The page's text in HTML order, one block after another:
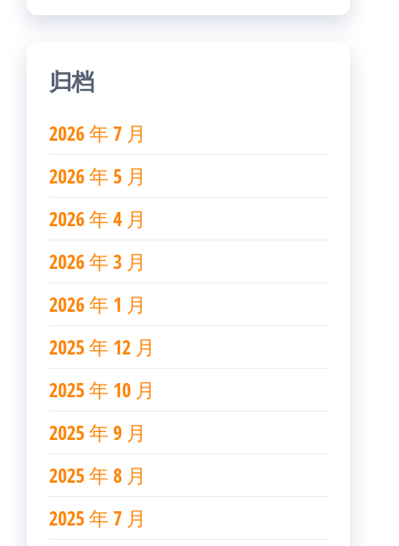
归档
2026 年 7 月
2026 年 5 月
2026 年 4 月
2026 年 3 月
2026 年 1 月
2025 年 12 月
2025 年 10 月
2025 年 9 月
2025 年 8 月
2025 年 7 月